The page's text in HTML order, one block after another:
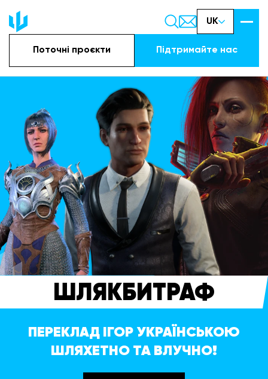
UK
Поточні проєкти Підтримайте наc
ШЛЯКБИТРАФ
ПЕРЕКЛАД ІГОР УКРАЇНСЬКОЮ
ШЛЯХЕТНО ТА ВЛУЧНО!